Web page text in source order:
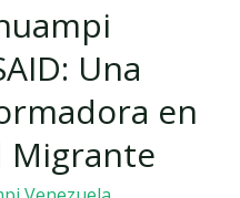
Una
en
Migrante